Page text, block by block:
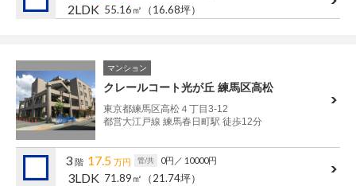
2LDK 55.16㎡ （16.68坪）
マンション
クレールコート光が丘 練馬区高松
東京都練馬区高松４丁目3-12
都営大江戸線 練馬春日町駅 徒歩12分
3 階 17.5 万円 管/共 0円 ／ 10000円
3LDK 71.89㎡ （21.74坪）